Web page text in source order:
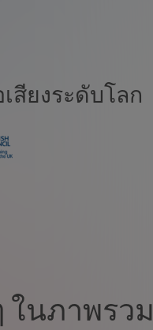
สียงระดับโลก
ในภาพรวม